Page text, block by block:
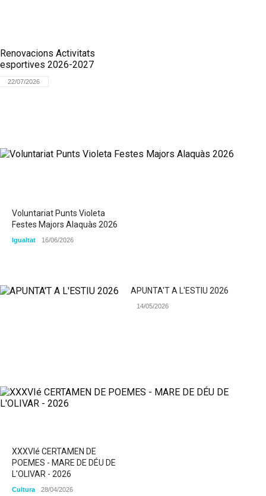
Renovacions Activitats
esportives 2026-2027
22/07/2026
Voluntariat Punts Violeta
Festes Majors Alaquàs 2026
Igualtat 16/06/2026
APUNTA'T A L'ESTIU 2026
14/05/2026
XXXVIé CERTAMEN DE
POEMES - MARE DE DÉU DE
L'OLIVAR - 2026
Cultura 28/04/2026